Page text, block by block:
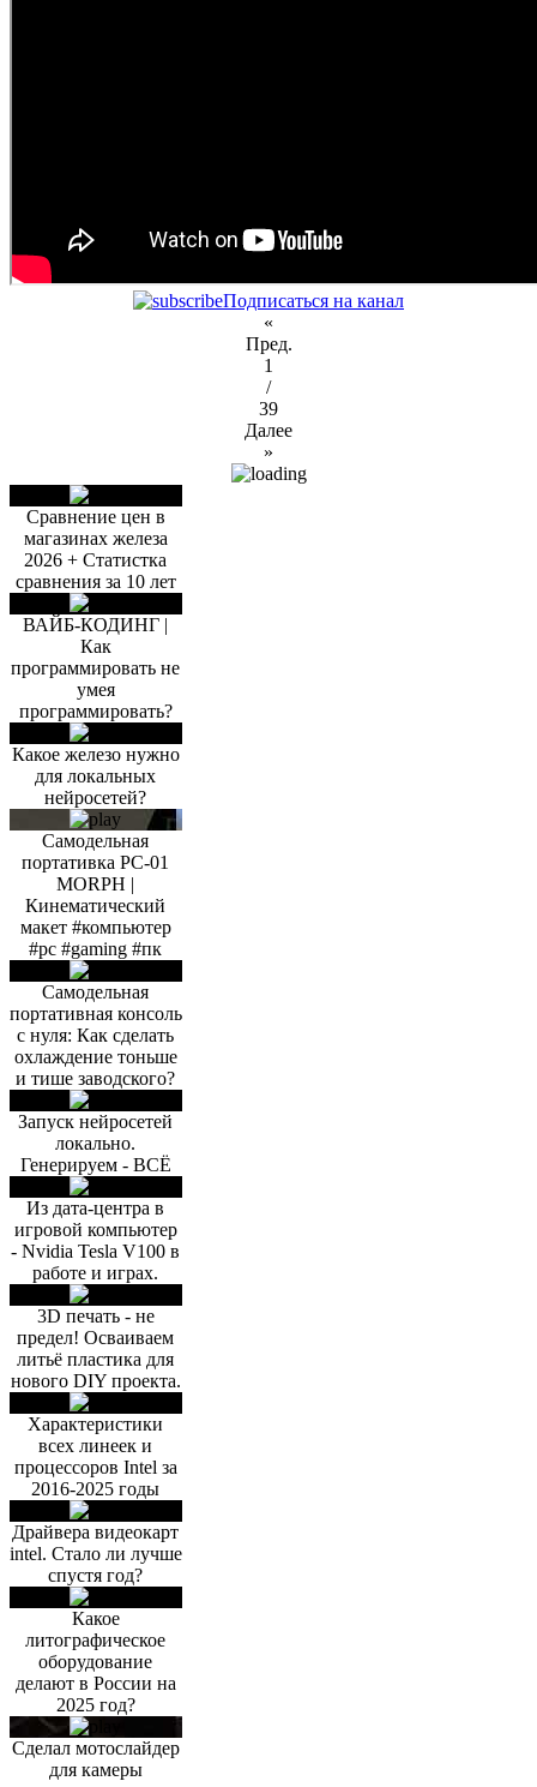
Подписаться на канал
«
Пред.
1
/
39
Далее
»
Сравнение цен в
магазинах железа
2026 + Статистка
сравнения за 10 лет
ВАЙБ-КОДИНГ |
Как
программировать не
умея
программировать?
Какое железо нужно
для локальных
нейросетей?
Самодельная
портативка PC-01
MORPH |
Кинематический
макет #компьютер
#pc #gaming #пк
Самодельная
портативная консоль
с нуля: Как сделать
охлаждение тоньше
и тише заводского?
Запуск нейросетей
локально.
Генерируем - ВСЁ
Из дата-центра в
игровой компьютер
- Nvidia Tesla V100 в
работе и играх.
3D печать - не
предел! Осваиваем
литьё пластика для
нового DIY проекта.
Характеристики
всех линеек и
процессоров Intel за
2016-2025 годы
Драйвера видеокарт
intel. Стало ли лучше
спустя год?
Какое
литографическое
оборудование
делают в России на
2025 год?
Сделал мотослайдер
для камеры